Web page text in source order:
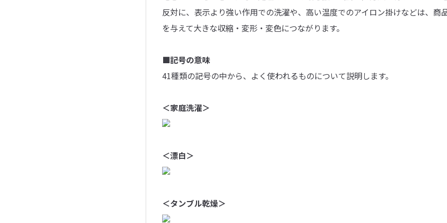
反対に、表示より強い作用での洗濯や、高い温度でのアイロン掛けなどは、商
を与えて大きな収縮・変形・変色につながります。
■記号の意味
41種類の記号の中から、よく使われるものについて説明します。
＜家庭洗濯＞
＜漂白＞
＜タンブル乾燥＞